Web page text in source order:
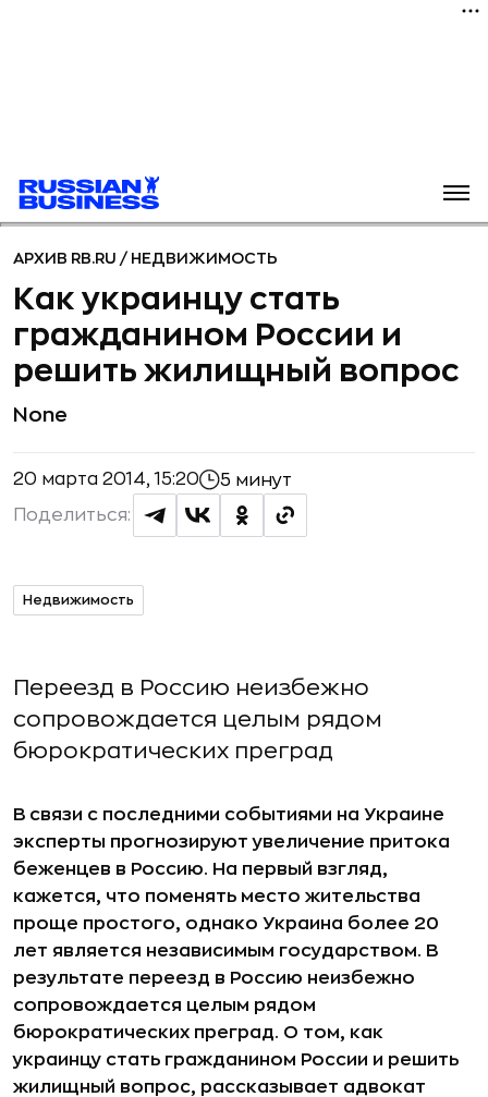
АРХИВ RB.RU / НЕДВИЖИМОСТЬ
Как украинцу стать
гражданином России и
решить жилищный вопрос
None
20 марта 2014, 15:20 5 минут
Поделиться:
Недвижимость
Переезд в Россию неизбежно
сопровождается целым рядом
бюрократических преград
В связи с последними событиями на Украине
эксперты прогнозируют увеличение притока
беженцев в Россию. На первый взгляд,
кажется, что поменять место жительства
проще простого, однако Украина более 20
лет является независимым государством. В
результате переезд в Россию неизбежно
сопровождается целым рядом
бюрократических преград. О том, как
украинцу стать гражданином России и решить
жилищный вопрос, рассказывает адвокат